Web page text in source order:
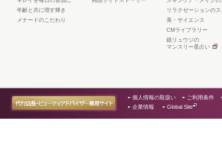
年齢と共に増す輝き
メナードのこだわり
リラクゼーションの
美・サイエンス
CMライブラリー
鏡リュウジの
マンスリー星占い
個人情報の取扱い
ご利用条件
企業情報
Global Site